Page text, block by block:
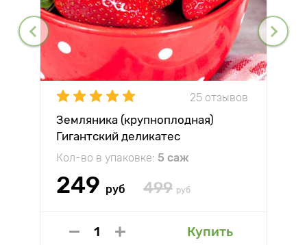
25 отзывов
Земляника (крупноплодная)
Гигантский деликатес
Кол-во в упаковке: 5 саж
249 руб 499 руб
Купить